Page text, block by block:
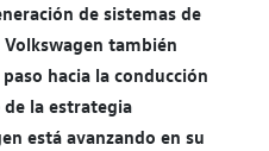
de sistemas de
también
hacia la conducción
la estrategia
está avanzando en su